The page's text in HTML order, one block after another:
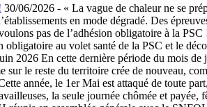
30/06/2026 - « La vague de chaleur ne se
en mode dégradé. Des
pas de l’adhésion obligatoire à la
obligatoire au volet santé de la PSC et le
2026 En cette dernière période du mois
sur le reste du territoire crée de nouveau,
année, le 1er Mai est attaqué de toute
la seule journée chômée et